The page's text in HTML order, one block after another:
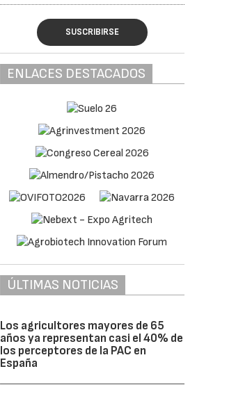
SUSCRIBIRSE
ENLACES DESTACADOS
ÚLTIMAS NOTICIAS
Los agricultores mayores de 65
años ya representan casi el 40% de
los perceptores de la PAC en
España